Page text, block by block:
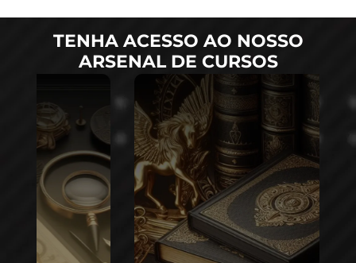
TENHA ACESSO AO NOSSO
ARSENAL DE CURSOS